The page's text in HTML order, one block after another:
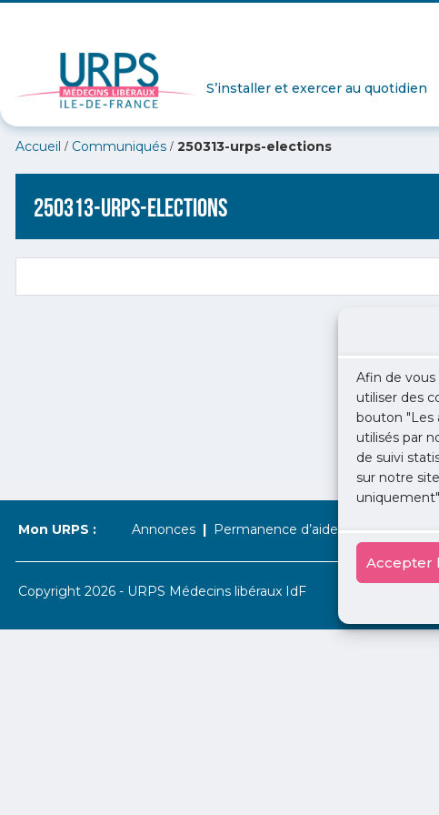
Afin de vous
utiliser des
bouton "Les
utilisés par
de suivi
sur notre
Accepter
S’installer et exercer au quotidien
Accueil / Communiqués / 250313-urps-elections
250313-urps-elections
Mon URPS : Annonces Permanence d’aide à l’installation
Copyright 2026 - URPS Médecins libéraux IdF